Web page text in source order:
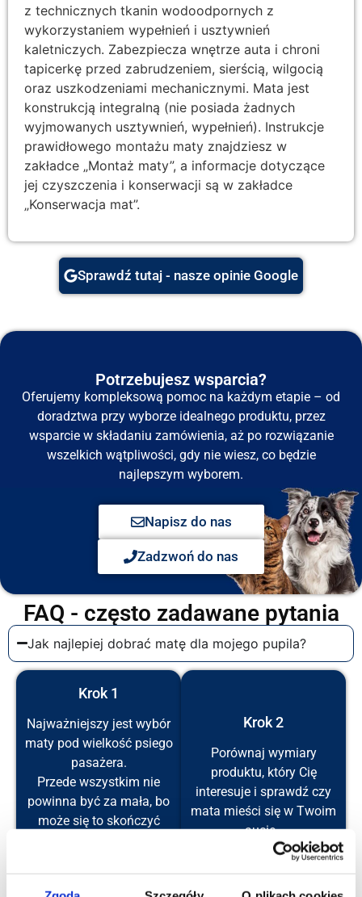
z technicznych tkanin wodoodpornych z
wykorzystaniem wypełnień i usztywnień
kaletniczych. Zabezpiecza wnętrze auta i chroni
tapicerkę przed zabrudzeniem, sierścią, wilgocią
oraz uszkodzeniami mechanicznymi. Mata jest
konstrukcją integralną (nie posiada żadnych
wyjmowanych usztywnień, wypełnień). Instrukcje
prawidłowego montażu maty znajdziesz w
zakładce „Montaż maty”, a informacje dotyczące
jej czyszczenia i konserwacji są w zakładce
„Konserwacja mat”.
Sprawdź tutaj - nasze opinie Google
Potrzebujesz wsparcia?
Oferujemy kompleksową pomoc na każdym etapie – od
doradztwa przy wyborze idealnego produktu, przez
wsparcie w składaniu zamówienia, aż po rozwiązanie
wszelkich wątpliwości, gdy nie wiesz, co będzie
najlepszym wyborem.
Napisz do nas
Zadzwoń do nas
FAQ - często zadawane pytania
Jak najlepiej dobrać matę dla mojego pupila?
Krok 1
Najważniejszy jest wybór
maty pod wielkość psiego
pasażera.
Przede wszystkim nie
powinna być za mała, bo
może się to skończyć
Psiak powinien mieć
możliwość swobodnego
Krok 2
Porównaj wymiary
produktu, który Cię
interesuje i sprawdź czy
mata mieści się w Twoim
aucie.
Nasze produkty mają